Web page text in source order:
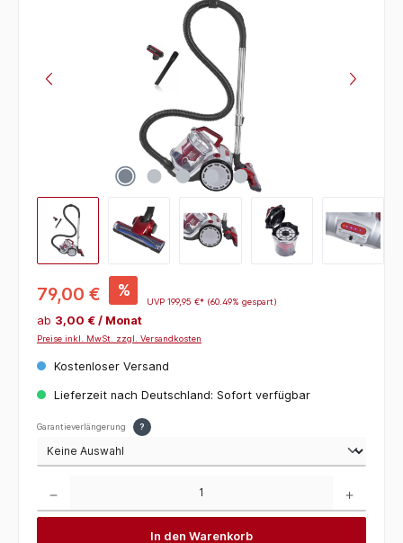
79,00 € %
UVP 199,95 €* (60.49% gespart)
ab 3,00 € / Monat
Preise inkl. MwSt. zzgl. Versandkosten
Kostenloser Versand
Lieferzeit nach Deutschland: Sofort verfügbar
Garantieverlängerung ?
In den Warenkorb